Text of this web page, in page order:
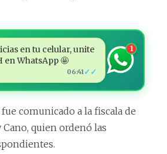
en tu celular, unite
en WhatsApp 🤩
06:41 ✓✓
1
comunicado a la fiscala de
quien ordenó las